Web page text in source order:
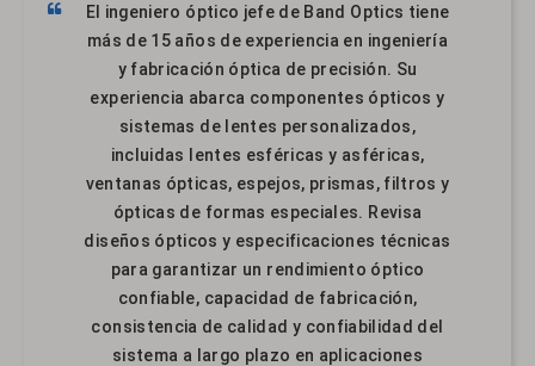
El ingeniero óptico jefe de Band Optics tiene
más de 15 años de experiencia en ingeniería
y fabricación óptica de precisión. Su
experiencia abarca componentes ópticos y
sistemas de lentes personalizados,
incluidas lentes esféricas y asféricas,
ventanas ópticas, espejos, prismas, filtros y
ópticas de formas especiales. Revisa
diseños ópticos y especificaciones técnicas
para garantizar un rendimiento óptico
confiable, capacidad de fabricación,
consistencia de calidad y confiabilidad del
sistema a largo plazo en aplicaciones